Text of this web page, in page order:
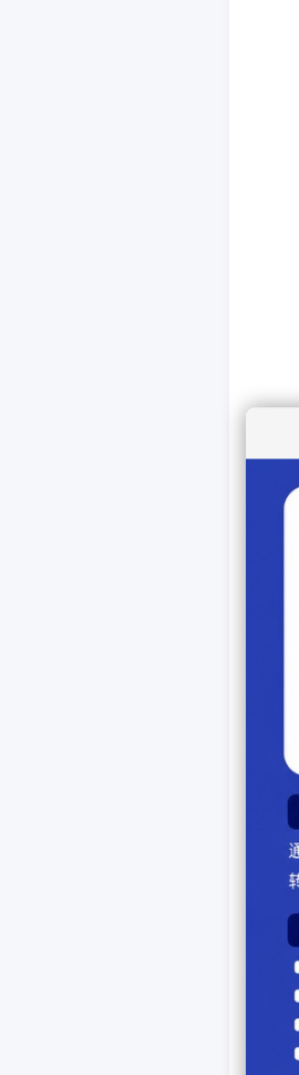
3日
秘
促
深
繁